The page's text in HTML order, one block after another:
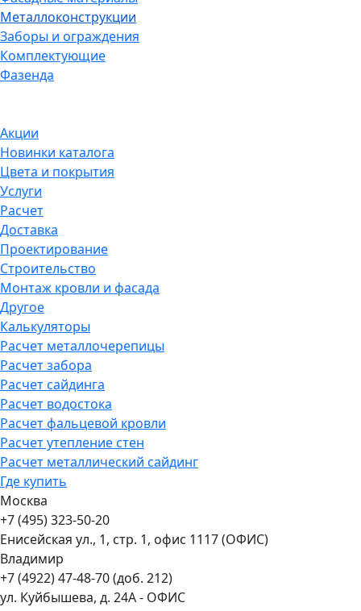
Металлоконструкции
Заборы и ограждения
Комплектующие
Фазенда
Акции
Новинки каталога
Цвета и покрытия
Услуги
Расчет
Доставка
Проектирование
Строительство
Монтаж кровли и фасада
Другое
Калькуляторы
Расчет металлочерепицы
Расчет забора
Расчет сайдинга
Расчет водостока
Расчет фальцевой кровли
Расчет утепление стен
Расчет металлический сайдинг
Где купить
Москва
+7 (495) 323-50-20
Енисейская ул., 1, стр. 1, офис 1117 (ОФИС)
Владимир
+7 (4922) 47-48-70 (доб. 212)
ул. Куйбышева, д. 24А - ОФИС